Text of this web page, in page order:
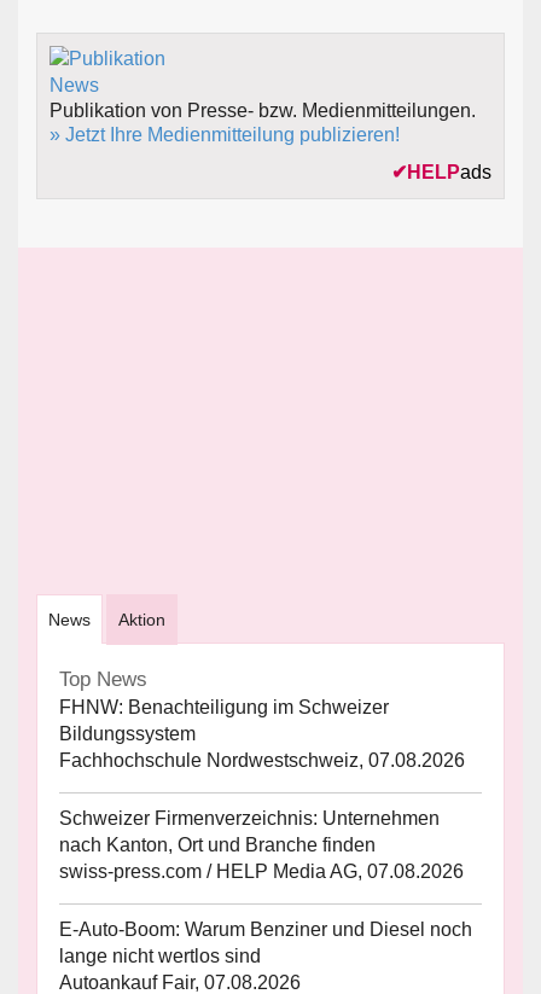
Publikation von Presse- bzw. Medienmitteilungen.
» Jetzt Ihre Medienmitteilung publizieren!
✔ HELPads
News Aktion
Top News
FHNW: Benachteiligung im Schweizer
Bildungssystem
Fachhochschule Nordwestschweiz, 07.08.2026
Schweizer Firmenverzeichnis: Unternehmen
nach Kanton, Ort und Branche finden
swiss-press.com / HELP Media AG, 07.08.2026
E-Auto-Boom: Warum Benziner und Diesel noch
lange nicht wertlos sind
Autoankauf Fair, 07.08.2026